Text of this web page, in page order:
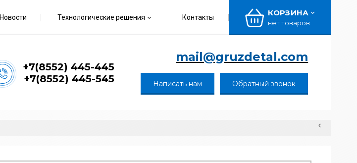
Новости Технологические решения Контакты КОРЗИНА
нет товаров
+7(8552) 445-445
+7(8552) 445-545
mail@gruzdetal.com
Написать нам Обратный звонок